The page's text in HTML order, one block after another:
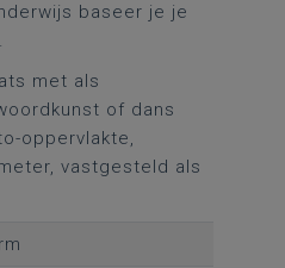
baseer je je
met als
of dans
oppervlakte,
vastgesteld als